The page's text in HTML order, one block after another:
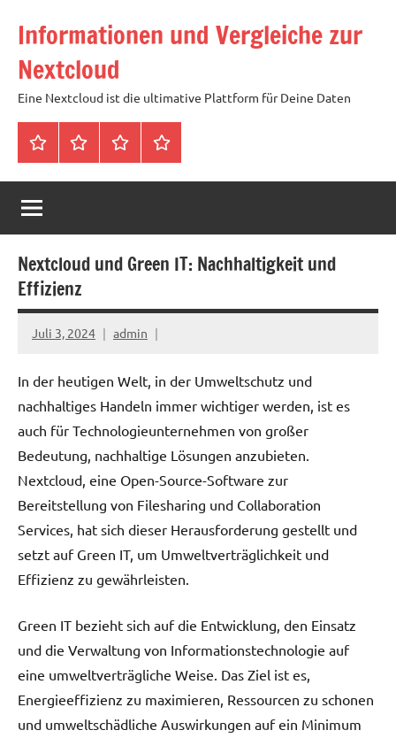
Inhalt
springen
Informationen und Vergleiche zur
Nextcloud
Eine Nextcloud ist die ultimative Plattform für Deine Daten
StartseiteNeuste
Artikel
Cloud
mit
Speicher
Euro
mtl
Tags
Nextcloud und Green IT: Nachhaltigkeit und
Effizienz
Juli 3, 2024 admin
In der heutigen Welt, in der Umweltschutz und
nachhaltiges Handeln immer wichtiger werden, ist es
auch für Technologieunternehmen von großer
Bedeutung, nachhaltige Lösungen anzubieten.
Nextcloud, eine Open-Source-Software zur
Bereitstellung von Filesharing und Collaboration
Services, hat sich dieser Herausforderung gestellt und
setzt auf Green IT, um Umweltverträglichkeit und
Effizienz zu gewährleisten.
Green IT bezieht sich auf die Entwicklung, den Einsatz
und die Verwaltung von Informationstechnologie auf
eine umweltverträgliche Weise. Das Ziel ist es,
Energieeffizienz zu maximieren, Ressourcen zu schonen
und umweltschädliche Auswirkungen auf ein Minimum